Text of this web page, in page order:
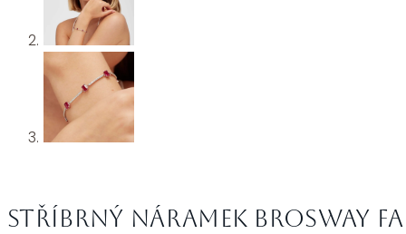
Stříbrný náramek Brosway